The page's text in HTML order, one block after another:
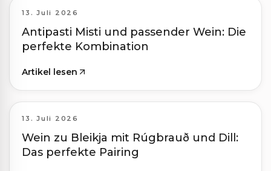
13. Juli 2026
Antipasti Misti und passender Wein: Die
perfekte Kombination
Artikel lesen
13. Juli 2026
Wein zu Bleikja mit Rúgbrauð und Dill:
Das perfekte Pairing